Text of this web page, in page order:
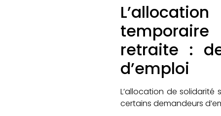
retraite :
d’emploi
L’allocation de
certains demandeurs